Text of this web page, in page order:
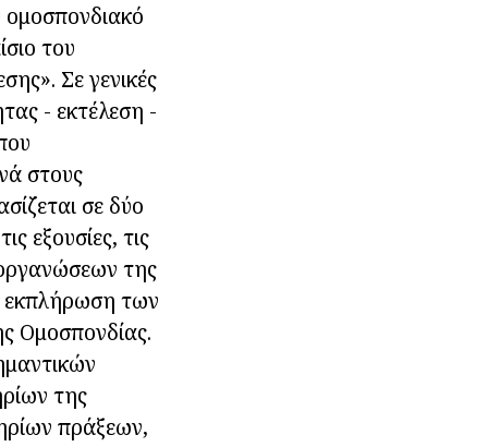
του
Σε γενικές
- εκτέλεση -
στους
σε δύο
εξουσίες, τις
της
εκπλήρωση των
Ομοσπονδίας.
της
πράξεων,